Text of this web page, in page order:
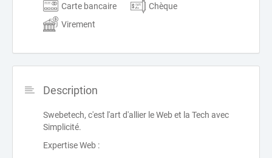
Carte bancaire
Chèque
Virement
Description
Swebetech, c'est l'art d'allier le Web et la Tech avec
Simplicité.
Expertise Web :